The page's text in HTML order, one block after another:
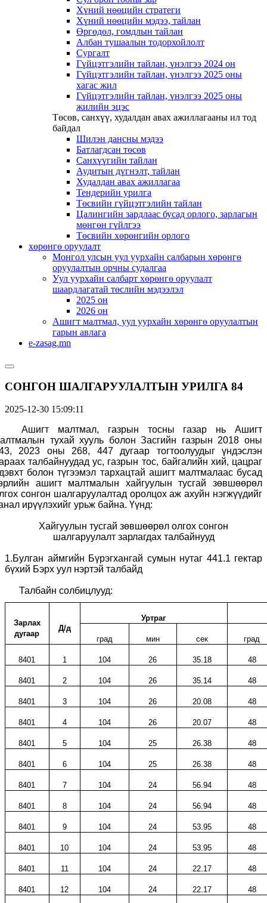
Хүний нөөцийн стратеги
Хүний нөөцийн мэдээ, тайлан
Өргөдөл, гомдлын тайлан
Албан тушаалын тодорхойлолт
Сургалт
Гүйцэтгэлийн тайлан, үнэлгээ 2024 он
Гүйцэтгэлийн тайлан, үнэлгээ 2025 оны
хагас жил
Гүйцэтгэлийн тайлан, үнэлгээ 2025 оны
жилийн эцэс
Төсөв, санхүү, худалдан авах ажиллагааны ил тод
байдал
Шилэн дансны мэдээ
Батлагдсан төсөв
Санхүүгийн тайлан
Аудитын дүгнэлт, тайлан
Худалдан авах ажиллагаа
Тендерийн урилга
Төсвийн гүйцэтгэлийн тайлан
Цалингийн зардлаас бусад орлого, зарлагын
мөнгөн гүйлгээ
Төсвийн хөрөнгийн орлого
хөрөнгө оруулалт
Монгол улсын уул уурхайн салбарын хөрөнгө
оруулалтын орчны судалгаа
Уул уурхайн салбарт хөрөнгө оруулалт
шаардлагатай төслийн мэдээлэл
2025 он
2026 он
Ашигт малтмал, уул уурхайн хөрөнгө оруулалтын
гарын авлага
e-zasag.mn
СОНГОН ШАЛГАРУУЛАЛТЫН УРИЛГА 84
2025-12-30 15:09:11
Ашигт малтмал, газрын тосны газар нь Ашигт
тухай хууль болон Засгийн газрын 2018 оны
, 2023 оны 268, 447 дугаар тогтоолуудыг үндэслэн
талбайнуудад ус, газрын тос, байгалийн хий, цацраг
болон түгээмэл тархацтай ашигт малтмалаас бусад
ашигт малтмалын хайгуулын тусгай зөвшөөрөл
сонгон шалгаруулалтад оролцох аж ахуйн нэгжүүдийг
ирүүлэхийг урьж байна. Үүнд:
Хайгуулын тусгай зөвшөөрөл олгох сонгон
шалгаруулалт зарлагдах талбайнууд
1.Булган аймгийн Бүрэгхангай сумын нутаг 441.1 гектар
бүхий Бэрх уул нэртэй талбайд
Талбайн солбицлууд:
Зарлах
дугаар
Д/д
Уртраг
град мин сек град
8401 1 104 26 35.18 48
8401 2 104 26 35.14 48
8401 3 104 26 20.08 48
8401 4 104 26 20.07 48
8401 5 104 25 26.38 48
8401 6 104 25 26.38 48
8401 7 104 24 56.94 48
8401 8 104 24 56.94 48
8401 9 104 24 53.95 48
8401 10 104 24 53.95 48
8401 11 104 24 22.17 48
8401 12 104 24 22.17 48